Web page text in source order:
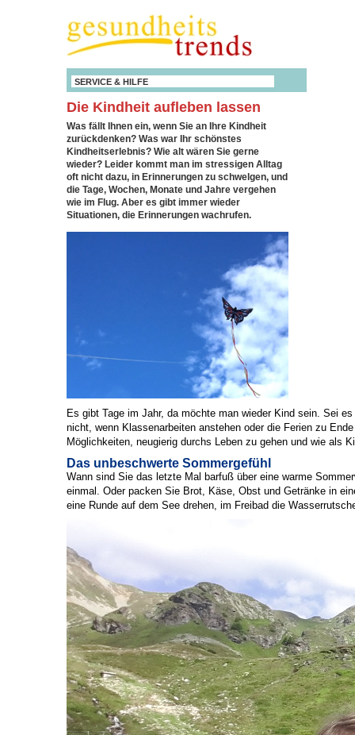
SERVICE & HILFE
Die Kindheit aufleben lassen
Was fällt Ihnen ein, wenn Sie an Ihre Kindheit
zurückdenken? Was war Ihr schönstes
Kindheitserlebnis? Wie alt wären Sie gerne
wieder? Leider kommt man im stressigen Alltag
oft nicht dazu, in Erinnerungen zu schwelgen, und
die Tage, Wochen, Monate und Jahre vergehen
wie im Flug. Aber es gibt immer wieder
Situationen, die Erinnerungen wachrufen.
Es gibt Tage im Jahr, da möchte man wieder Kind sein. Sei
nicht, wenn Klassenarbeiten anstehen oder die Ferien zu
Möglichkeiten, neugierig durchs Leben zu gehen und wie als
Das unbeschwerte Sommergefühl
Wann sind Sie das letzte Mal barfuß über eine warme
einmal. Oder packen Sie Brot, Käse, Obst und Getränke in
eine Runde auf dem See drehen, im Freibad die